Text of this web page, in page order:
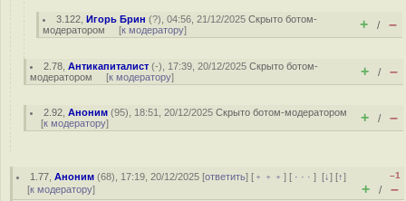
3.122 ,Игорь Брин (?), 04:56, 21/12/2025Скрыто ботом-
модератором [к модератору] + / –
2.78 ,Антикапиталист (-), 17:39, 20/12/2025Скрыто ботом-
модератором [к модератору] + / –
2.92 ,Аноним (95), 18:51, 20/12/2025Скрыто ботом-модератором
[к модератору] + / –
1.77 ,Аноним (68), 17:19, 20/12/2025 [ответить] [ ﹢﹢﹢] [ · · ·][↓] [↑]
[к модератору]
–1
+ / –